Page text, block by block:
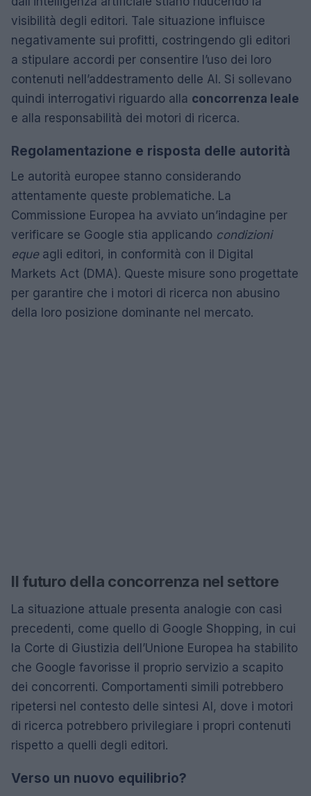
visibilità degli editori. Tale situazione influisce
negativamente sui profitti, costringendo gli editori
a stipulare accordi per consentire l’uso dei loro
contenuti nell’addestramento delle AI. Si sollevano
quindi interrogativi riguardo alla concorrenza leale
e alla responsabilità dei motori di ricerca.
Regolamentazione e risposta delle autorità
Le autorità europee stanno considerando
attentamente queste problematiche. La
Commissione Europea ha avviato un’indagine per
verificare se Google stia applicando condizioni
equeagli editori, in conformità con il Digital
Markets Act (DMA). Queste misure sono progettate
per garantire che i motori di ricerca non abusino
della loro posizione dominante nel mercato.
Il futuro della concorrenza nel settore
La situazione attuale presenta analogie con casi
precedenti, come quello di Google Shopping, in cui
la Corte di Giustizia dell’Unione Europea ha stabilito
che Google favorisse il proprio servizio a scapito
dei concorrenti. Comportamenti simili potrebbero
ripetersi nel contesto delle sintesi AI, dove i motori
di ricerca potrebbero privilegiare i propri contenuti
rispetto a quelli degli editori.
Verso un nuovo equilibrio?